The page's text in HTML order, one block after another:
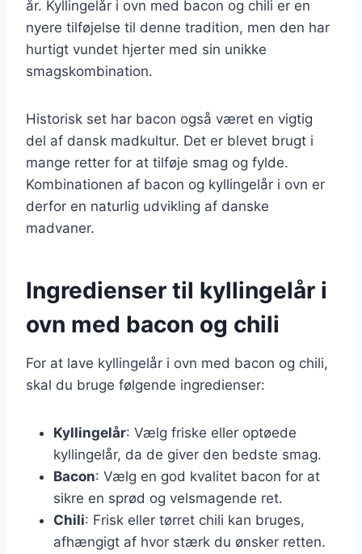
år. Kyllingelår i ovn med bacon og chili er en
nyere tilføjelse til denne tradition, men den har
hurtigt vundet hjerter med sin unikke
smagskombination.
Historisk set har bacon også været en vigtig
del af dansk madkultur. Det er blevet brugt i
mange retter for at tilføje smag og fylde.
Kombinationen af bacon og kyllingelår i ovn er
derfor en naturlig udvikling af danske
madvaner.
Ingredienser til kyllingelår i
ovn med bacon og chili
For at lave kyllingelår i ovn med bacon og chili,
skal du bruge følgende ingredienser:
Kyllingelår: Vælg friske eller optøede
kyllingelår, da de giver den bedste smag.
Bacon: Vælg en god kvalitet bacon for at
sikre en sprød og velsmagende ret.
Chili: Frisk eller tørret chili kan bruges,
afhængigt af hvor stærk du ønsker retten.